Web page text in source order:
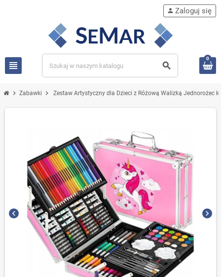
view_headline search
person Zaloguj się
0
chevron_right Zabawki chevron_right Zestaw Artystyczny dla Dzieci z Różową Walizką Jednorożec
chevron_left chevron_right